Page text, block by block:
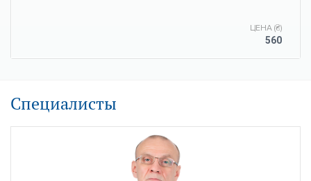
ЦЕНА (₴)
560
Специалисты